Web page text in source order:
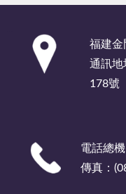
福建
通訊地
178號
電話總
傳真：